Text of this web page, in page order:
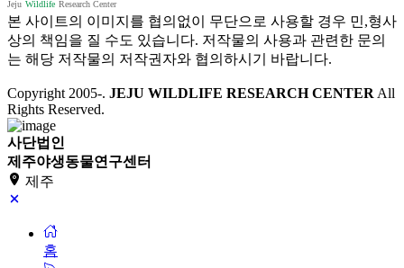
본 사이트의 이미지를 협의없이 무단으로 사용할 경우 민,형사
상의 책임을 질 수도 있습니다. 저작물의 사용과 관련한 문의
는 해당 저작물의 저작권자와 협의하시기 바랍니다.
Copyright 2005-. JEJU WILDLIFE RESEARCH CENTERAll
Rights Reserved.
사단법인
제주야생동물연구센터
제주
홈